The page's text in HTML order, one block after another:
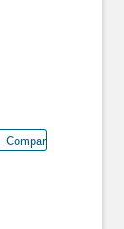
Comparte